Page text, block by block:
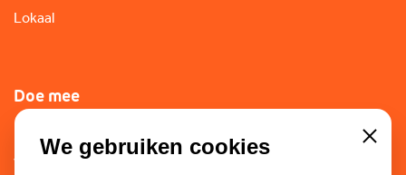
Lokaal
Doe mee
Lid worden
Vacatures
We gebruiken cookies Close